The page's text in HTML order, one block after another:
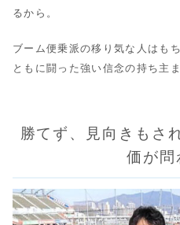
るから。
ブーム便乗派の移り気な人はも
ともに闘った強い信念の持ち主
勝てず、見向きもさ
価が問